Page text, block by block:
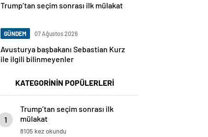
Trump’tan seçim sonrası ilk mülakat
GÜNDEM 07 Ağustos 2026
Avusturya başbakanı Sebastian Kurz
ile ilgili bilinmeyenler
KATEGORİNİN POPÜLERLERİ
1
Trump’tan seçim sonrası ilk
mülakat
8105 kez okundu